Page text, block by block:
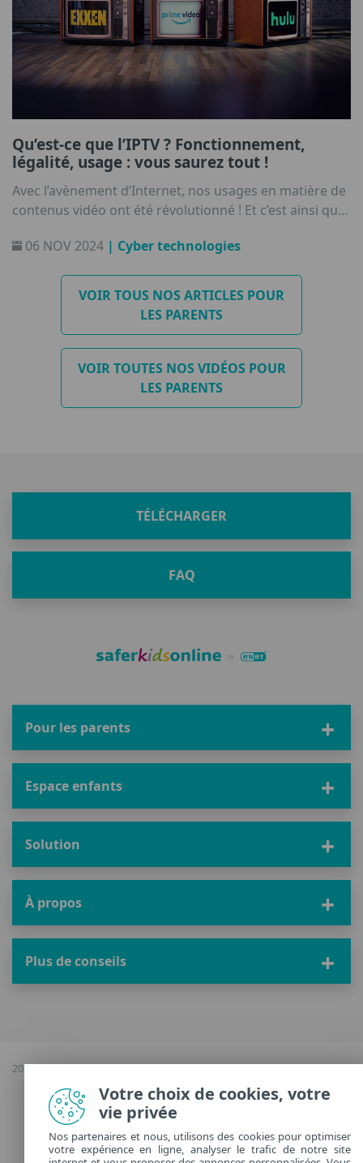
Qu’est-ce que l’IPTV ? Fonctionnement,
légalité, usage : vous saurez tout !
Avec l’avènement d’Internet, nos usages en matière de
contenus vidéo ont été révolutionné ! Et c’est ainsi que
dans les dessous de ces services alternatifs qui nous
films ou même des compétions sportives.
06 NOV 2024 | Cyber technologies
VOIR TOUS NOS ARTICLES POUR
LES PARENTS
VOIR TOUTES NOS VIDÉOS POUR
LES PARENTS
TÉLÉCHARGER
FAQ
Pour les parents
Espace enfants
Solution
À propos
Plus de conseils
2026 Copyright © ESET, Tous droits réservés |Confidentialité|Gérer les
France
Votre choix de cookies, votre
vie privée
Nos partenaires et nous, utilisons des cookies pour optimiser
votre expérience en ligne, analyser le trafic de notre site